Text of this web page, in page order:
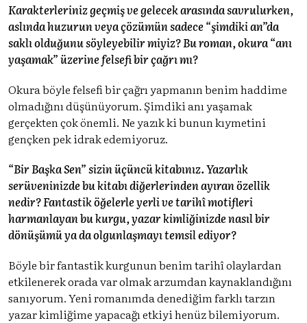
Karakterleriniz geçmiş ve gelecek arasında savrulurken,
aslında huzurun veya çözümün sadece “şimdiki an”da
saklı olduğunu söyleyebilir miyiz? Bu roman, okura “anı
yaşamak” üzerine felsefi bir çağrı mı?
Okura böyle felsefi bir çağrı yapmanın benim haddime
olmadığını düşünüyorum. Şimdiki anı yaşamak
gerçekten çok önemli. Ne yazık ki bunun kıymetini
gençken pek idrak edemiyoruz.
“Bir Başka Sen” sizin üçüncü kitabınız. Yazarlık
serüveninizde bu kitabı diğerlerinden ayıran özellik
nedir? Fantastik öğelerle yerli ve tarihî motifleri
harmanlayan bu kurgu, yazar kimliğinizde nasıl bir
dönüşümü ya da olgunlaşmayı temsil ediyor?
Böyle bir fantastik kurgunun benim tarihî olaylardan
etkilenerek orada var olmak arzumdan kaynaklandığını
sanıyorum. Yeni romanımda denediğim farklı tarzın
yazar kimliğime yapacağı etkiyi henüz bilemiyorum.